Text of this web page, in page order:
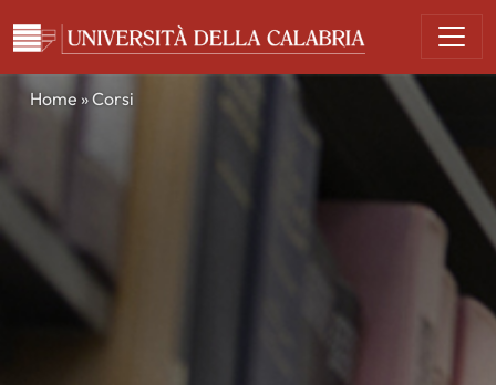
Navigazione principale
Home »Corsi